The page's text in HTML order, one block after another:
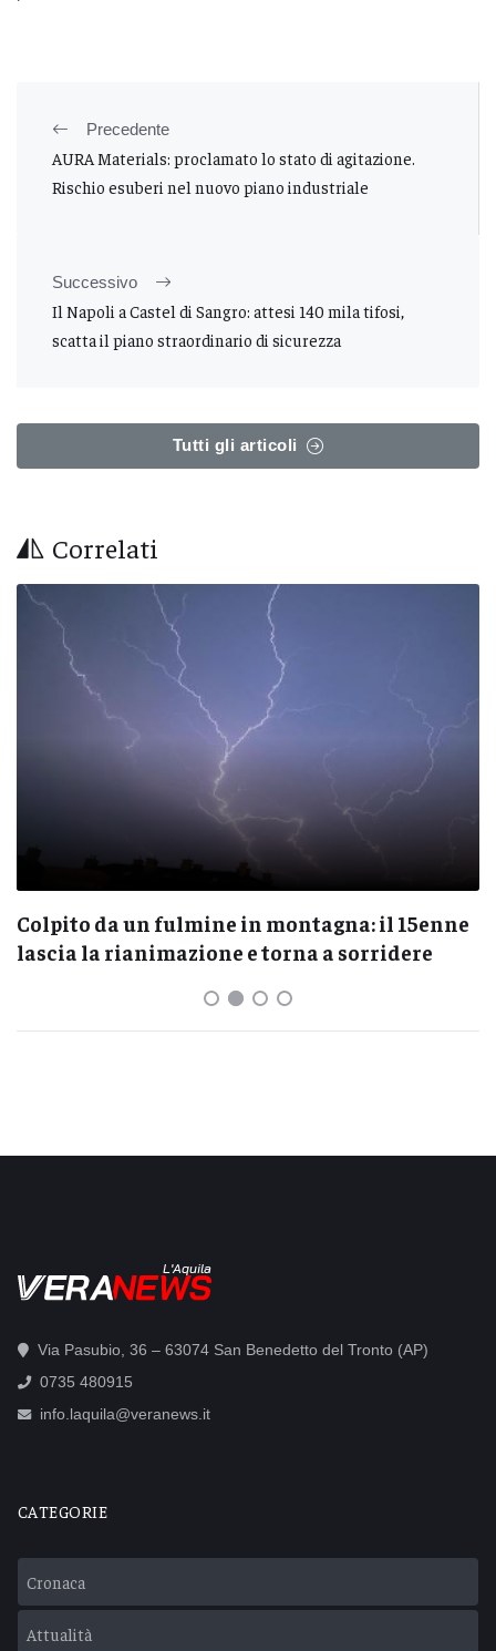
Precedente
AURA Materials: proclamato lo stato di agitazione.
Rischio esuberi nel nuovo piano industriale
Successivo
Il Napoli a Castel di Sangro: attesi 140 mila tifosi,
scatta il piano straordinario di sicurezza
Tutti gli articoli
Correlati
Colpito da un fulmine in montagna: il 15enne
lascia la rianimazione e torna a sorridere
L'Aquila
Via Pasubio, 36 – 63074 San Benedetto del Tronto (AP)
0735 480915
info.laquila@veranews.it
CATEGORIE
Cronaca
Attualità